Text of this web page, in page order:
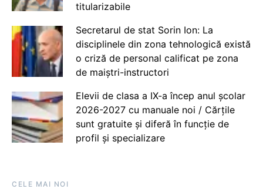
titularizabile
Secretarul de stat Sorin Ion: La
disciplinele din zona tehnologică există
o criză de personal calificat pe zona
de maiștri-instructori
Elevii de clasa a IX-a încep anul școlar
2026-2027 cu manuale noi / Cărțile
sunt gratuite și diferă în funcție de
profil și specializare
CELE MAI NOI